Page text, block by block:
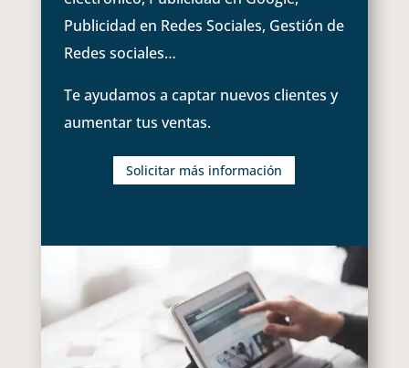
Publicidad en Redes Sociales, Gestión de
Redes sociales…
Te ayudamos a captar nuevos clientes y
aumentar tus ventas.
Solicitar más información